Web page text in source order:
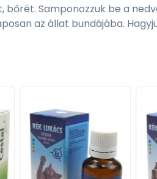
bőrét. Samponozzuk be a
az állat bundájába.
szemébe, fülébe vagy
előírás szerint, külsőleg